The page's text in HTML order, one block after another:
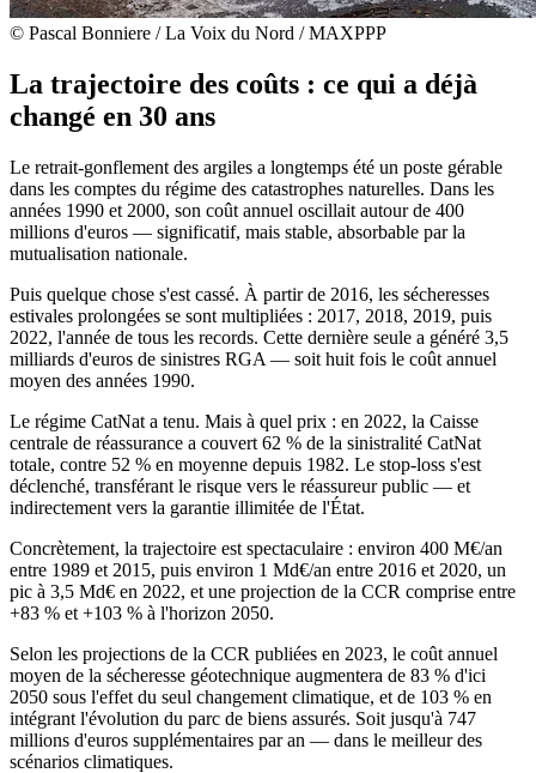
© Pascal Bonniere / La Voix du Nord / MAXPPP
La trajectoire des coûts : ce qui a déjà
changé en 30 ans
Le retrait-gonflement des argiles a longtemps été un poste gérable
dans les comptes du régime des catastrophes naturelles. Dans les
années 1990 et 2000, son coût annuel oscillait autour de 400
millions d'euros — significatif, mais stable, absorbable par la
mutualisation nationale.
Puis quelque chose s'est cassé. À partir de 2016, les sécheresses
estivales prolongées se sont multipliées : 2017, 2018, 2019, puis
2022, l'année de tous les records. Cette dernière seule a généré 3,5
milliards d'euros de sinistres RGA — soit huit fois le coût annuel
moyen des années 1990.
Le régime CatNat a tenu. Mais à quel prix : en 2022, la Caisse
centrale de réassurance a couvert 62 % de la sinistralité CatNat
totale, contre 52 % en moyenne depuis 1982. Le stop-loss s'est
déclenché, transférant le risque vers le réassureur public — et
indirectement vers la garantie illimitée de l'État.
Concrètement, la trajectoire est spectaculaire : environ 400 M€/an
entre 1989 et 2015, puis environ 1 Md€/an entre 2016 et 2020, un
pic à 3,5 Md€ en 2022, et une projection de la CCR comprise entre
+83 % et +103 % à l'horizon 2050.
Selon les projections de la CCR publiées en 2023, le coût annuel
moyen de la sécheresse géotechnique augmentera de 83 % d'ici
2050 sous l'effet du seul changement climatique, et de 103 % en
intégrant l'évolution du parc de biens assurés. Soit jusqu'à 747
millions d'euros supplémentaires par an — dans le meilleur des
scénarios climatiques.